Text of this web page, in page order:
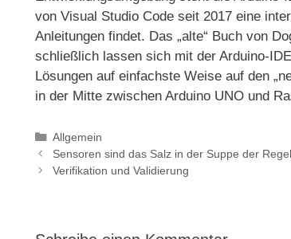
von Visual Studio Code seit 2017 eine
Anleitungen findet. Das „alte“ Buch von
schließlich lassen sich mit der Arduino-
Lösungen auf einfachste Weise auf den
in der Mitte zwischen Arduino UNO und
Kategorien
Allgemein
Sensoren sind das Salz in der Suppe der
Verifikation und Validierung